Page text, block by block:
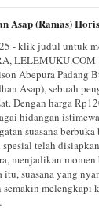
Asap (Ramas)
- klik judul untuk
Abepura Padang
Asap), sebuah
Dengan harga
hidangan
suasana
spesial telah
menjadikan
itu, suasana yang
melengkapi